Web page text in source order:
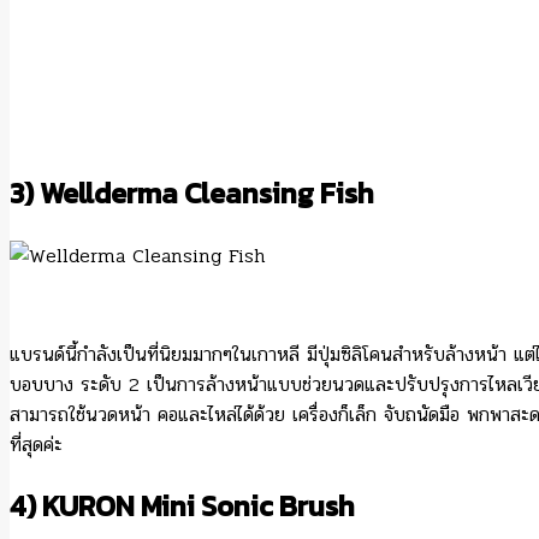
3)Wellderma Cleansing Fish
แบรนด์นี้กำลังเป็นที่นิยมมากๆในเกาหลี มีปุ่มซิลิโคนสำหรับล้างหน้า
บอบบาง ระดับ 2 เป็นการล้างหน้าแบบช่วยนวดและปรับปรุงการไหลเ
สามารถใช้นวดหน้า คอและไหล่ได้ด้วย เครื่องก็เล็ก จับถนัดมือ พกพา
ที่สุดค่ะ
4) KURON Mini Sonic Brush